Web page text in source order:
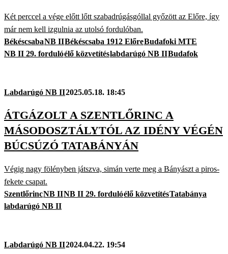
Két perccel a vége előtt lőtt szabadrúgásgóllal győzött az Előre, így
már nem kell izgulnia az utolsó fordulóban.
BékéscsabaNB IIBékéscsaba 1912 ElőreBudafoki MTE
NB II 29. fordulóélő közvetítéslabdarúgó NB IIBudafok
Labdarúgó NB II2025.05.18. 18:45
ÁTGÁZOLT A SZENTLŐRINC A
MÁSODOSZTÁLYTÓL AZ IDÉNY VÉGÉN
BÚCSÚZÓ TATABÁNYÁN
Végig nagy fölényben játszva, simán verte meg a Bányászt a piros-
fekete csapat.
SzentlőrincNB IINB II 29. fordulóélő közvetítésTatabánya
labdarúgó NB II
Labdarúgó NB II2024.04.22. 19:54